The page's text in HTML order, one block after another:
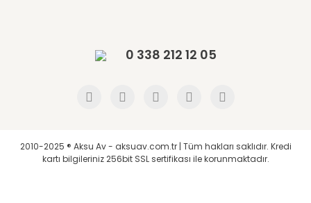
0 338 212 12 05
2010-2025 ® Aksu Av - aksuav.com.tr | Tüm hakları saklıdır. Kredi
kartı bilgileriniz 256bit SSL sertifikası ile korunmaktadır.